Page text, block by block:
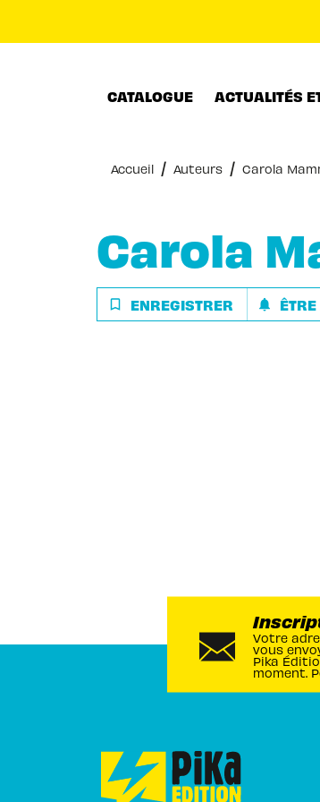
CATALOGUE ACTUALITÉS
Accueil / Auteurs / Carola
Carola
bookmark_border ENREGISTRER notifications
Votre
vous
Pika
moment.